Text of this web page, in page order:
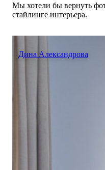
Мы хотели бы вернуть
стайлинге интерьера.
Дина Александрова